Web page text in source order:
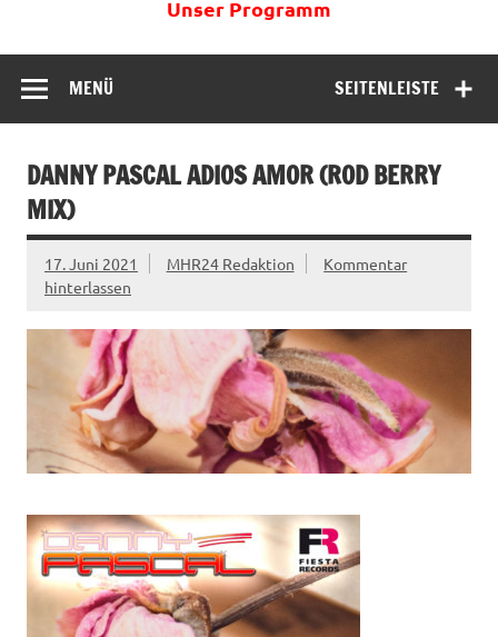
Unser Programm
SEITENLEISTE
MENÜ
DANNY PASCAL ADIOS AMOR (ROD BERRY
MIX)
17. Juni 2021 MHR24 Redaktion
Kommentar
hinterlassen